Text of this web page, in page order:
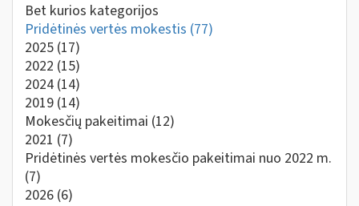
Bet kurios kategorijos
Pridėtinės vertės mokestis (77)
2025 (17)
2022 (15)
2024 (14)
2019 (14)
Mokesčių pakeitimai (12)
2021 (7)
Pridėtinės vertės mokesčio pakeitimai nuo 2022 m.
(7)
2026 (6)